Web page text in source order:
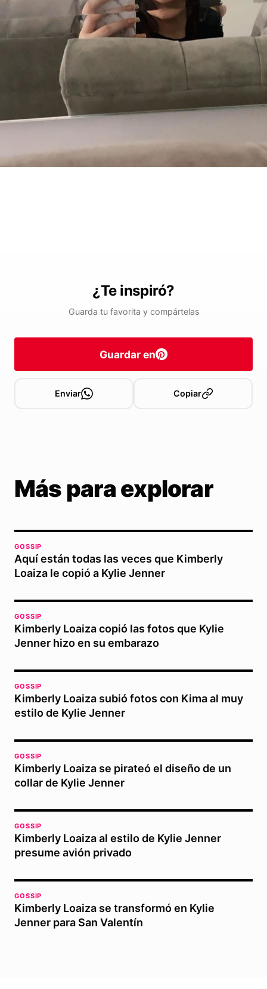
¿Te inspiró?
Guarda tu favorita y compártelas
Guardar en
Enviar Copiar
Más para explorar
GOSSIP
Aquí están todas las veces que Kimberly
Loaiza le copió a Kylie Jenner
GOSSIP
Kimberly Loaiza copió las fotos que Kylie
Jenner hizo en su embarazo
GOSSIP
Kimberly Loaiza subió fotos con Kima al muy
estilo de Kylie Jenner
GOSSIP
Kimberly Loaiza se pirateó el diseño de un
collar de Kylie Jenner
GOSSIP
Kimberly Loaiza al estilo de Kylie Jenner
presume avión privado
GOSSIP
Kimberly Loaiza se transformó en Kylie
Jenner para San Valentín